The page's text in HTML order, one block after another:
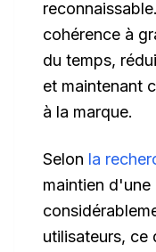
cohérence à
du temps,
et maintenant
à la marque.
Selon la
maintien
utilisateurs, ce